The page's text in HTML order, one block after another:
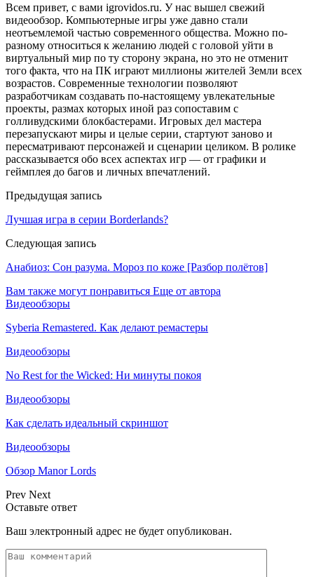
Всем привет, с вами igrovidos.ru. У нас вышел свежий
видеообзор. Компьютерные игры уже давно стали
неотъемлемой частью современного общества. Можно по-
разному относиться к желанию людей с головой уйти в
виртуальный мир по ту сторону экрана, но это не отменит
того факта, что на ПК играют миллионы жителей Земли всех
возрастов. Современные технологии позволяют
разработчикам создавать по-настоящему увлекательные
проекты, размах которых иной раз сопоставим с
голливудскими блокбастерами. Игровых дел мастера
перезапускают миры и целые серии, стартуют заново и
пересматривают персонажей и сценарии целиком. В ролике
рассказывается обо всех аспектах игр — от графики и
геймплея до багов и личных впечатлений.
Предыдущая запись
Лучшая игра в серии Borderlands?
Следующая запись
Анабиоз: Сон разума. Мороз по коже [Разбор полётов]
Вам также могут понравиться Еще от автора
Видеообзоры
Syberia Remastered. Как делают ремастеры
Видеообзоры
No Rest for the Wicked: Ни минуты покоя
Видеообзоры
Как сделать идеальный скриншот
Видеообзоры
Обзор Manor Lords
Prev Next
Оставьте ответ
Ваш электронный адрес не будет опубликован.